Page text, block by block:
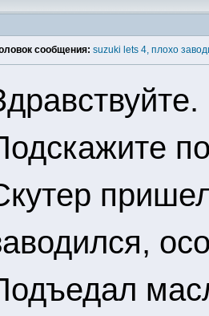
сообщения: suzuki lets 4, плохо